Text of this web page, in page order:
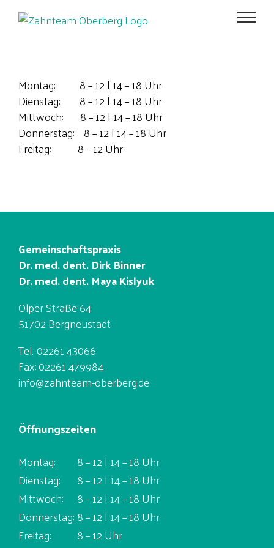
Zum
Inhalt
Montag: 8 – 12 | 14 – 18 Uhr
Dienstag: 8 – 12 | 14 – 18 Uhr
Mittwoch: 8 – 12 | 14 – 18 Uhr
Donnerstag: 8 – 12 | 14 – 18 Uhr
Freitag: 8 – 12 Uhr
Gemeinschaftspraxis
Dr. med. dent. Dirk Binner
Dr. med. dent. Maya Kislyuk
Olper Straße 64
51702 Bergneustadt
Tel.: 02261 43066
Fax: 02261 479984
info@zahnteam-oberberg.de
Öffnungszeiten
Montag:	8 – 12 | 14 – 18 Uhr
Dienstag:	8 – 12 | 14 – 18 Uhr
Mittwoch:	8 – 12 | 14 – 18 Uhr
Donnerstag:	8 – 12 | 14 – 18 Uhr
Freitag:	8 – 12 Uhr